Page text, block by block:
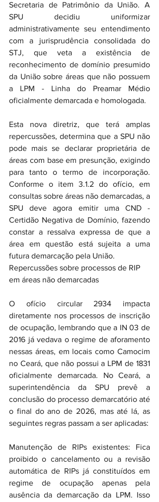
Secretaria de Patrimônio da União. A
SPU decidiu uniformizar
administrativamente seu entendimento
com a jurisprudência consolidada do
STJ, que veta a existência de
reconhecimento de domínio presumido
da União sobre áreas que não possuem
a LPM - Linha do Preamar Médio
oficialmente demarcada e homologada.
Esta nova diretriz, que terá amplas
repercussões, determina que a SPU não
pode mais se declarar proprietária de
áreas com base em presunção, exigindo
para tanto o termo de incorporação.
Conforme o item 3.1.2 do ofício, em
consultas sobre áreas não demarcadas, a
SPU deve agora emitir uma CND -
Certidão Negativa de Domínio, fazendo
constar a ressalva expressa de que a
área em questão está sujeita a uma
futura demarcação pela União.
Repercussões sobre processos de RIP
em áreas não demarcadas
O ofício circular 2934 impacta
diretamente nos processos de inscrição
de ocupação, lembrando que a IN 03 de
2016 já vedava o regime de aforamento
nessas áreas, em locais como Camocim
no Ceará, que não possui a LPM de 1831
oficialmente demarcada. No Ceará, a
superintendência da SPU prevê a
conclusão do processo demarcatório até
o final do ano de 2026, mas até lá, as
seguintes regras passam a ser aplicadas:
Manutenção de RIPs existentes: Fica
proibido o cancelamento ou a revisão
automática de RIPs já constituídos em
regime de ocupação apenas pela
ausência da demarcação da LPM. Isso